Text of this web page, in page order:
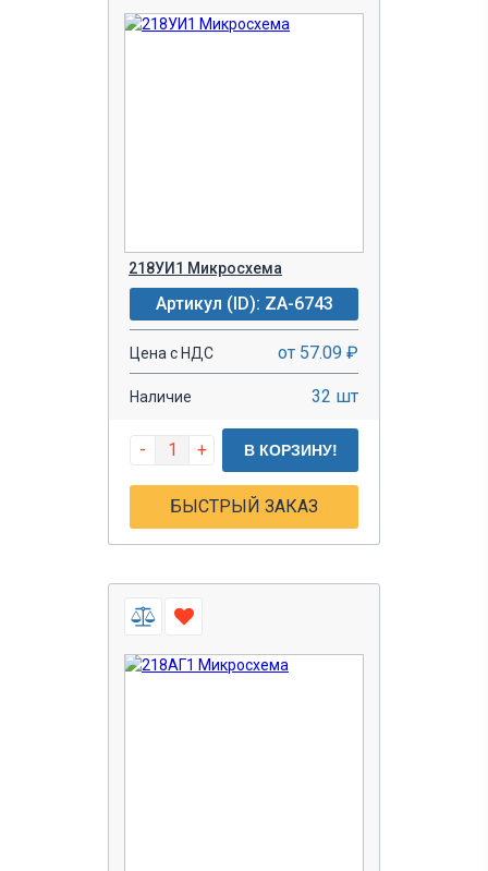
218УИ1 Микросхема
Артикул (ID): ZA-6743
Цена с НДС от 57.09 ₽
Наличие 32 шт
- + В КОРЗИНУ!
БЫСТРЫЙ ЗАКАЗ